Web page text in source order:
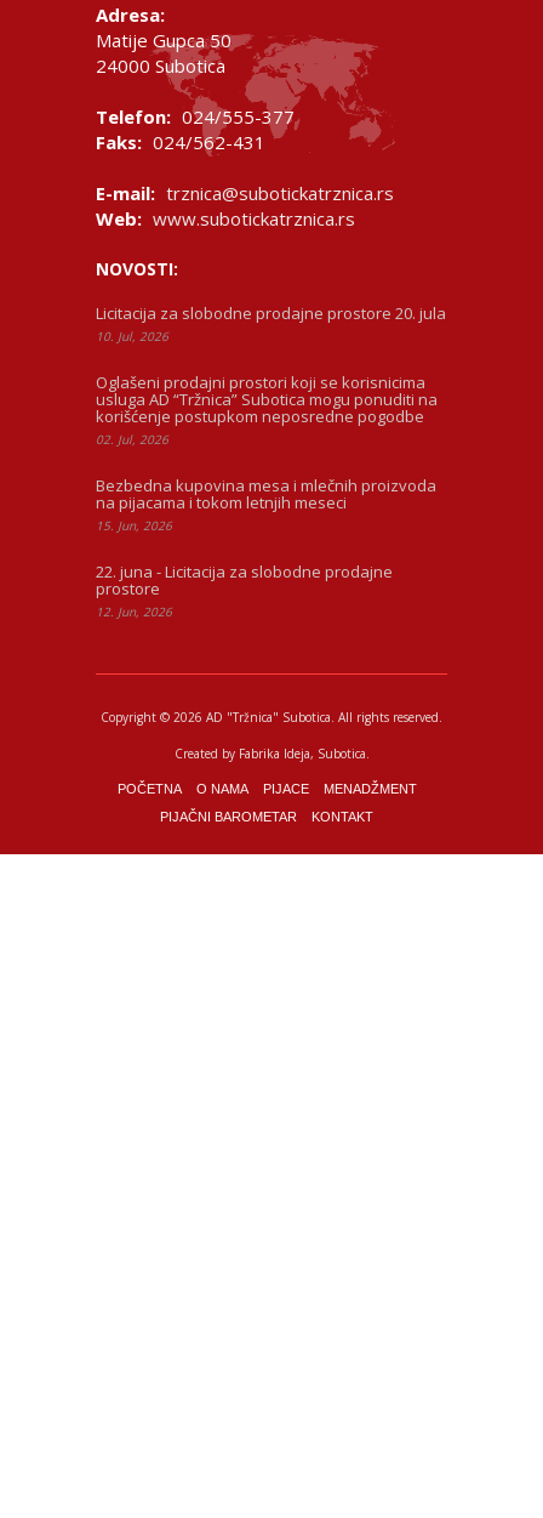
Adresa:
Matije Gupca 50
24000 Subotica
Telefon: 024/555-377
Faks: 024/562-431
E-mail: trznica@subotickatrznica.rs
Web: www.subotickatrznica.rs
NOVOSTI:
Licitacija za slobodne prodajne prostore 20. jula
10. Jul, 2026
Oglašeni prodajni prostori koji se korisnicima
usluga AD “Tržnica” Subotica mogu ponuditi na
korišćenje postupkom neposredne pogodbe
02. Jul, 2026
Bezbedna kupovina mesa i mlečnih proizvoda
na pijacama i tokom letnjih meseci
15. Jun, 2026
22. juna - Licitacija za slobodne prodajne
prostore
12. Jun, 2026
Copyright © 2026 AD "Tržnica" Subotica. All rights reserved.
Created by Fabrika Ideja, Subotica.
POČETNA O NAMA PIJACE
MENADŽMENT
PIJAČNI BAROMETAR
KONTAKT